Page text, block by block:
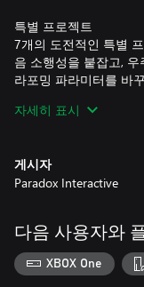
특별 프로젝트
7개의 도전적인 특별
음 소행성을 붙잡고,
라포밍 파라미터를 바
수도 있어요!
7개의 새로운 건축물을
로 삼으세요. 온실가스
채우는 등 다양한 건축
기후 재난
행성 테라포밍은 예상
자세히 표시
게시자
Paradox Interactive
다음 사용자와
XBOX One